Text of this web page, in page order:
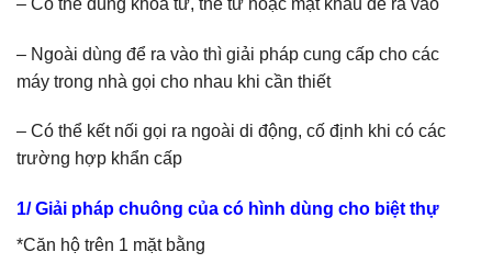
– Ngoài dùng để ra vào thì giải pháp cung cấp cho các
máy trong nhà gọi cho nhau khi cần thiết
– Có thể kết nối gọi ra ngoài di động, cố định khi có các
trường hợp khẩn cấp
1/ Giải pháp chuông của có hình dùng cho biệt thự
*Căn hộ trên 1 mặt bằng